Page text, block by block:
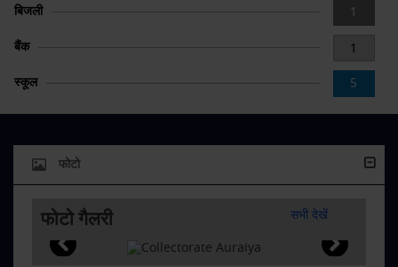
1
बिजली
1
बैंक
5
स्कूल
फोटो
फोटो गैलरी सभी देखें